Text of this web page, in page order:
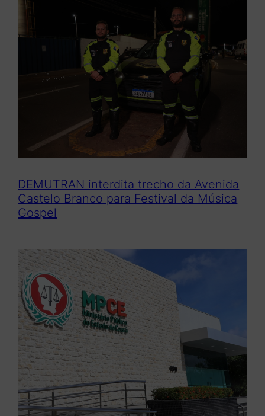
DEMUTRAN interdita trecho da Avenida
Castelo Branco para Festival da Música
Gospel